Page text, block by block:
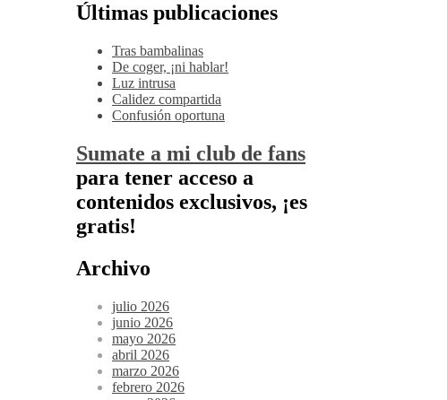
Últimas publicaciones
Tras bambalinas
De coger, ¡ni hablar!
Luz intrusa
Calidez compartida
Confusión oportuna
Sumate a mi club de fans
para tener acceso a
contenidos exclusivos, ¡es
gratis!
Archivo
julio 2026
junio 2026
mayo 2026
abril 2026
marzo 2026
febrero 2026